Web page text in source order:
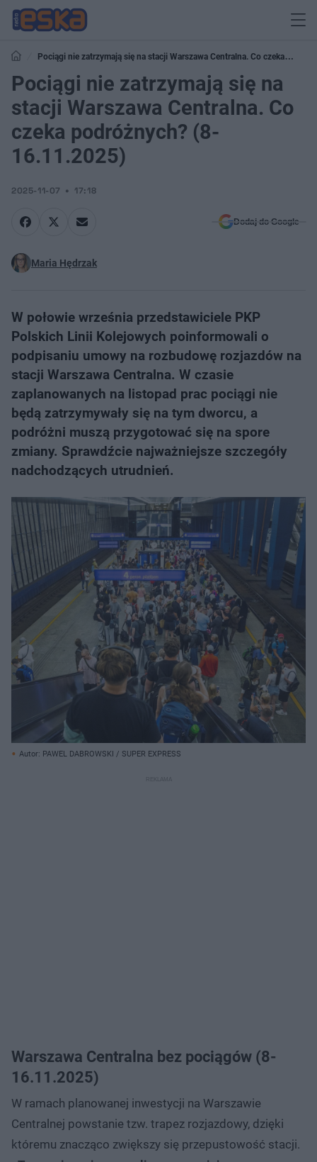
Pociągi nie zatrzymają się na stacji Warszawa Centralna. Co czeka
podróżnych? (8-16.11.2025)
Pociągi nie zatrzymają się na
stacji Warszawa Centralna. Co
czeka podróżnych? (8-
16.11.2025)
2025-11-07 17:18
Dodaj do Google
Maria Hędrzak
W połowie września przedstawiciele PKP
Polskich Linii Kolejowych poinformowali o
podpisaniu umowy na rozbudowę rozjazdów na
stacji Warszawa Centralna. W czasie
zaplanowanych na listopad prac pociągi nie
będą zatrzymywały się na tym dworcu, a
podróżni muszą przygotować się na spore
zmiany. Sprawdźcie najważniejsze szczegóły
nadchodzących utrudnień.
Autor: PAWEL DABROWSKI / SUPER EXPRESS
Warszawa Centralna bez pociągów (8-
16.11.2025)
W ramach planowanej inwestycji na Warszawie
Centralnej powstanie tzw. trapez rozjazdowy, dzięki
któremu znacząco zwiększy się przepustowość stacji.